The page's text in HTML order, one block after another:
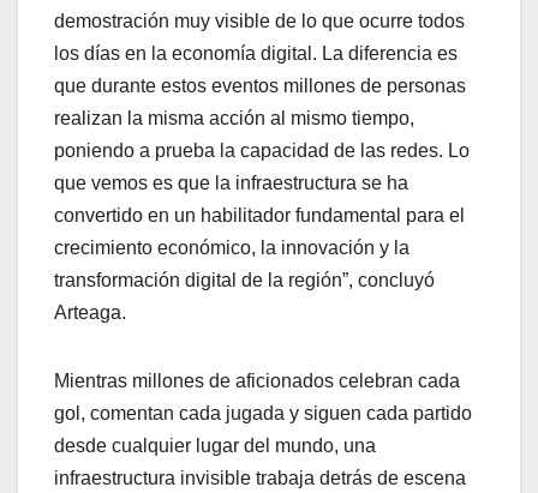
demostración muy visible de lo que ocurre todos
los días en la economía digital. La diferencia es
que durante estos eventos millones de personas
realizan la misma acción al mismo tiempo,
poniendo a prueba la capacidad de las redes. Lo
que vemos es que la infraestructura se ha
convertido en un habilitador fundamental para el
crecimiento económico, la innovación y la
transformación digital de la región”, concluyó
Arteaga.
Mientras millones de aficionados celebran cada
gol, comentan cada jugada y siguen cada partido
desde cualquier lugar del mundo, una
infraestructura invisible trabaja detrás de escena